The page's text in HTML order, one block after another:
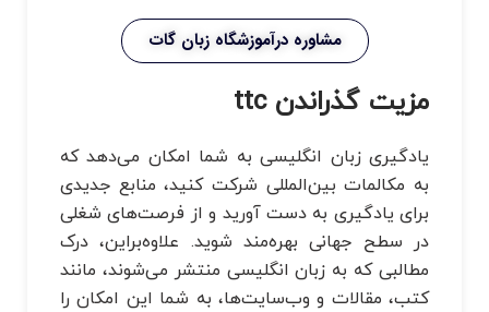
مشاوره درآموزشگاه زبان گات
مزیت گذراندن ttc
یادگیری زبان انگلیسی به شما امکان می‌دهد که
به مکالمات بین‌المللی شرکت کنید، منابع جدیدی
برای یادگیری به دست آورید و از فرصت‌های شغلی
در سطح جهانی بهره‌مند شوید. علاوه‌براین، درک
مطالبی که به زبان انگلیسی منتشر می‌شوند، مانند
کتب، مقالات و وب‌سایت‌ها، به شما این امکان را